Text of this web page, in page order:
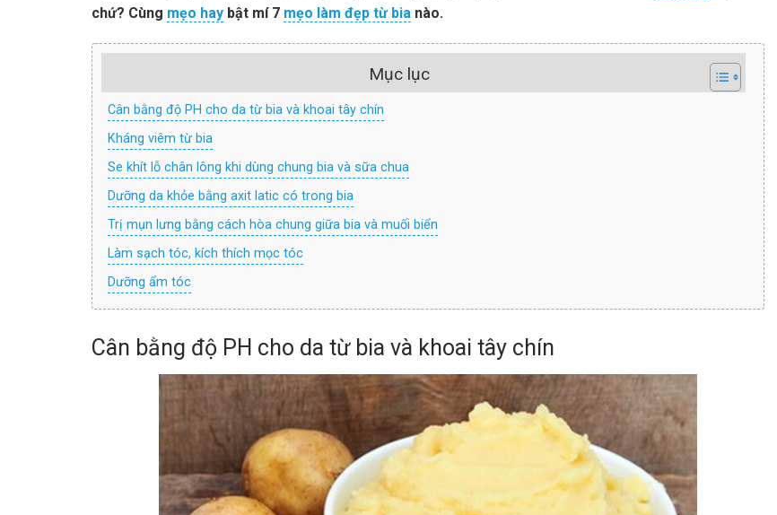
chứ? Cùng mẹo hay bật mí 7 mẹo làm đẹp từ bia nào.
Mục lục
Cân bằng độ PH cho da từ bia và khoai tây chín
Kháng viêm từ bia
Se khít lỗ chân lông khi dùng chung bia và sữa chua
Dưỡng da khỏe bằng axit latic có trong bia
Trị mụn lưng bằng cách hòa chung giữa bia và muối biển
Làm sạch tóc, kích thích mọc tóc
Dưỡng ẩm tóc
Cân bằng độ PH cho da từ bia và khoai tây chín